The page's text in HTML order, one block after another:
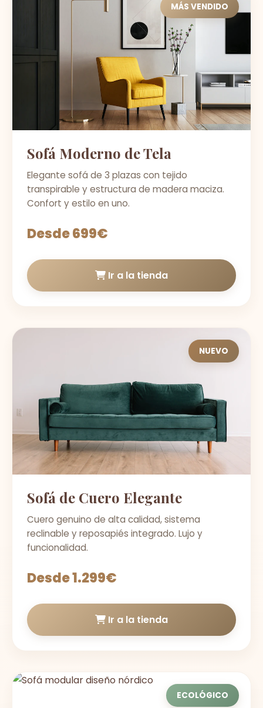
MÁS VENDIDO
Sofá Moderno de Tela
Elegante sofá de 3 plazas con tejido
transpirable y estructura de madera maciza.
Confort y estilo en uno.
Desde 699€
Ir a la tienda
NUEVO
Sofá de Cuero Elegante
Cuero genuino de alta calidad, sistema
reclinable y reposapiés integrado. Lujo y
funcionalidad.
Desde 1.299€
Ir a la tienda
ECOLÓGICO